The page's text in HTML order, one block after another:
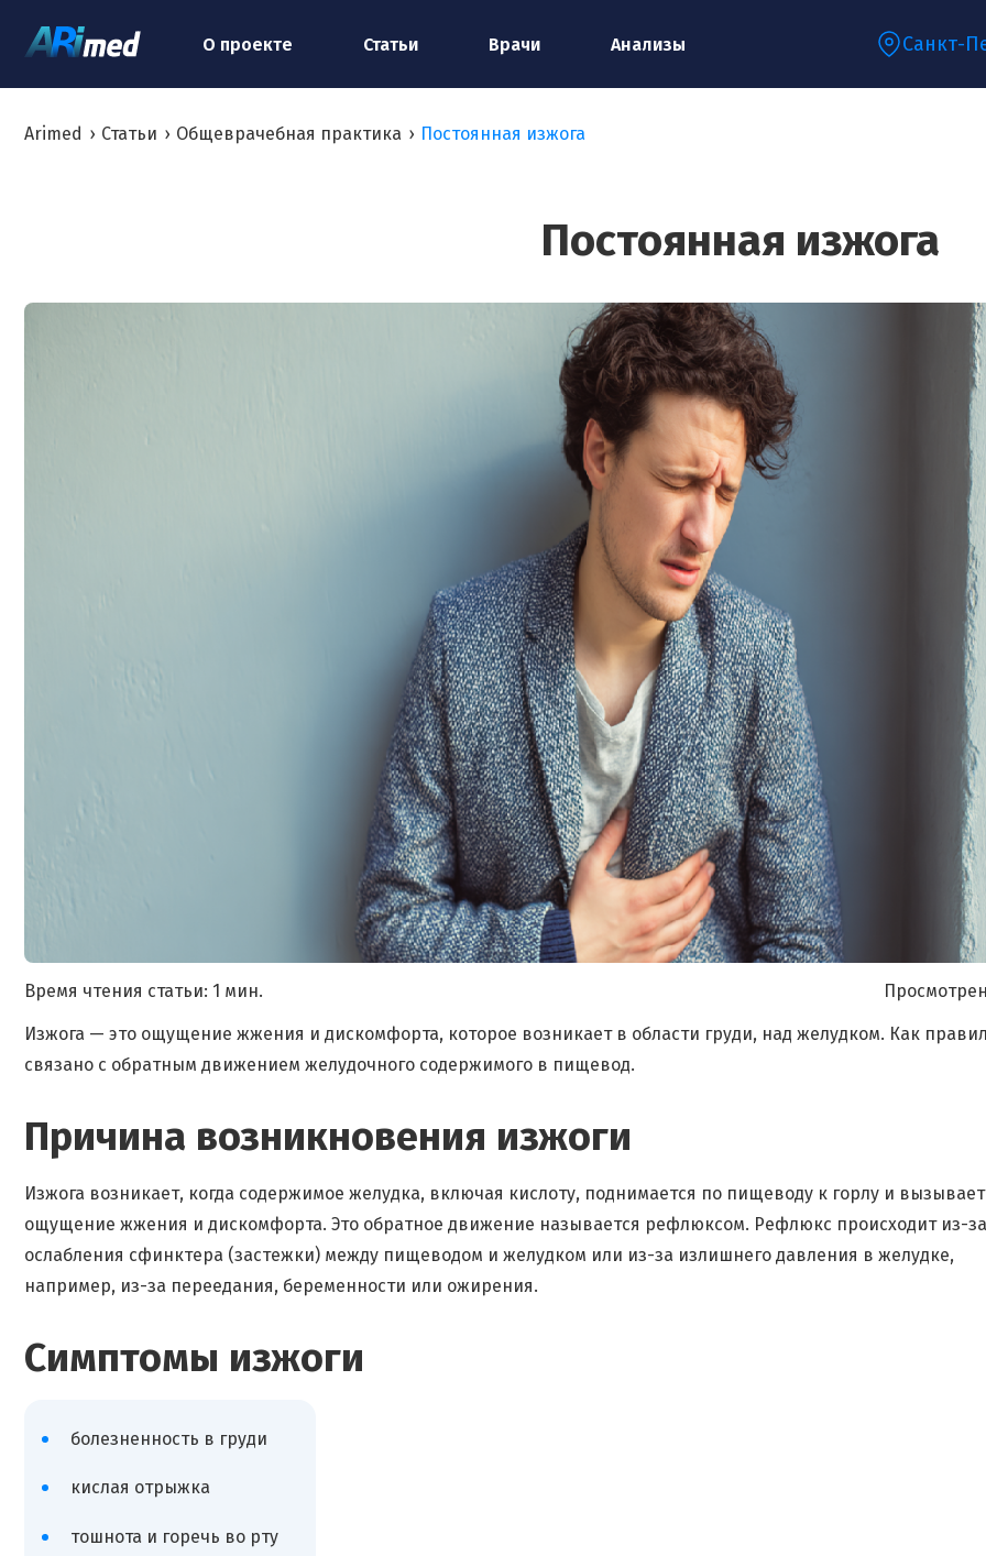
О проекте Статьи Врачи Анализы Санкт-
Arimed › Статьи › Общеврачебная практика › Постоянная изжога
Постоянная изжога
Время чтения статьи: 1 мин.
Изжога — это ощущение жжения и дискомфорта, которое возникает в области груди, над желудком. Как
связано с обратным движением желудочного содержимого в пищевод.
Причина возникновения изжоги
Изжога возникает, когда содержимое желудка, включая кислоту, поднимается по пищеводу к горлу и вызывает
ощущение жжения и дискомфорта. Это обратное движение называется рефлюксом. Рефлюкс происходит из-за
ослабления сфинктера (застежки) между пищеводом и желудком или из-за излишнего давления в желудке,
например, из-за переедания, беременности или ожирения.
Симптомы изжоги
болезненность в груди
кислая отрыжка
тошнота и горечь во рту
Ваш телефон:*
Ваш e-mail:*
Я согласен на обработку моих персональных данных